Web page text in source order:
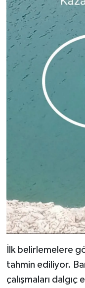
İlk belirlemelere
tahmin ediliyor.
çalışmaları